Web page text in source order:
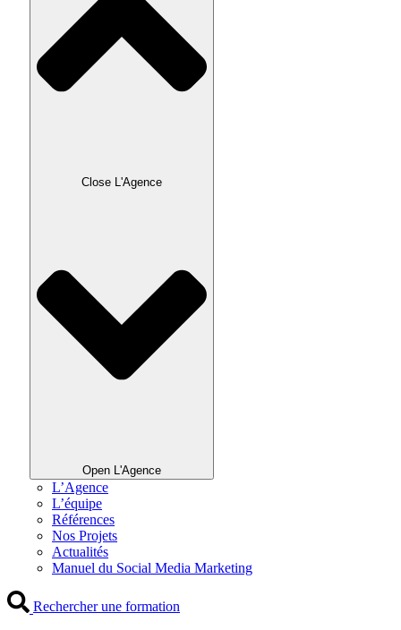
Close L'Agence
Open L'Agence
L’Agence
L’équipe
Références
Nos Projets
Actualités
Manuel du Social Media Marketing
Rechercher une formation